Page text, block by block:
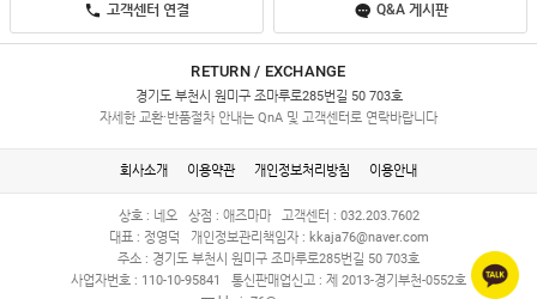
고객센터 연결 Q&A 게시판
RETURN / EXCHANGE
경기도 부천시 원미구 조마루로285번길 50 703호
자세한 교환·반품절차 안내는 QnA 및 고객센터로 연락바랍니다
회사소개 이용약관 개인정보처리방침 이용안내
상호 : 네오 상점 : 애즈마마
고객센터 : 032.203.7602
대표 : 정영덕
개인정보관리책임자 : kkaja76@naver.com
주소 : 경기도 부천시 원미구 조마루로285번길 50 703호
사업자번호 : 110-10-95841
통신판매업신고 : 제 2013-경기부천-0552호